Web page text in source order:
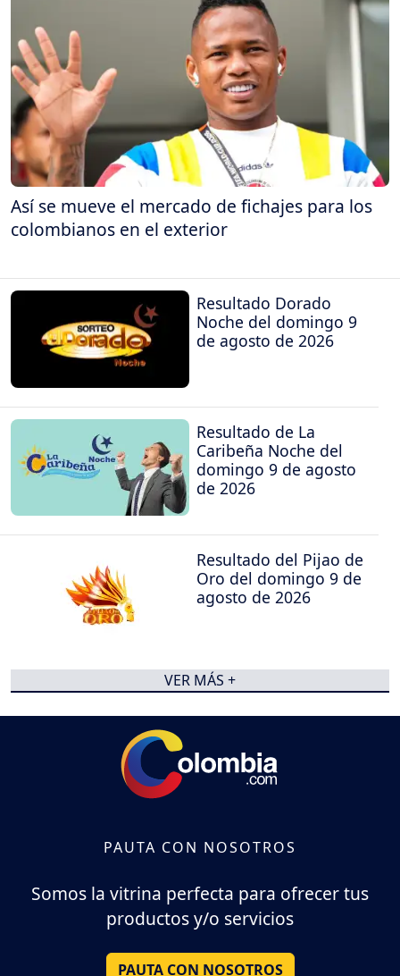
Así se mueve el mercado de fichajes para los
colombianos en el exterior
Resultado Dorado
Noche del domingo 9
de agosto de 2026
Resultado de La
Caribeña Noche del
domingo 9 de agosto
de 2026
Resultado del Pijao de
Oro del domingo 9 de
agosto de 2026
VER MÁS +
PAUTA CON NOSOTROS
Somos la vitrina perfecta para ofrecer tus
productos y/o servicios
PAUTA CON NOSOTROS